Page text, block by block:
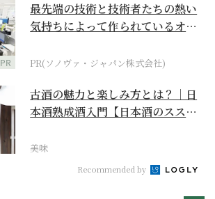
PR
最先端の技術と技術者たちの熱い
気持ちによって作られているオー
PR(ソノヴァ・ジャパン株式会社)
古酒の魅力と楽しみ方とは？｜日
本酒熟成酒入門【日本酒のスス
美味
Recommended by